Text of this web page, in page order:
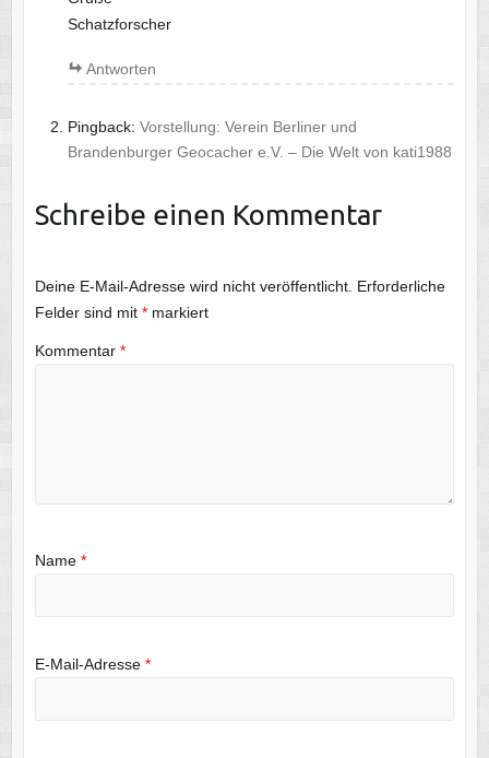
Schatzforscher
Antworten
Pingback: Vorstellung: Verein Berliner und
Brandenburger Geocacher e.V. – Die Welt von kati1988
Schreibe einen Kommentar
Deine E-Mail-Adresse wird nicht veröffentlicht. Erforderliche
Felder sind mit *markiert
Kommentar *
Name *
E-Mail-Adresse *